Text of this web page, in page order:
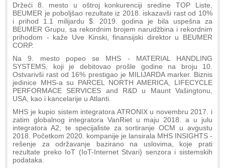
Držeći 8. mesto u oštroj konkurenciji sredine TOP Liste,
BEUMER je poboljšao rezultate iz 2018. iskazavši rast od 10%
i prihod 1.1 milijardu $. 2019. godina je bila uspešna za
BEUMER Grupu, sa rekordnim brojem narudžbina i rekordnim
prihodom - kaže Uve Kinski, finansijski direktor u BEUMER
CORP.
Na 9. mesto popeo se MHS - MATERIAL HANDLING
SYSTEMS, koji je debitovao prošle godine na broju 10.
Ostvarivši rast od 16% prestigao je MILIJARDA marker. Biznis
jedinice MHS-a su PARCEL NORTH AMERICA, LIFECYCLE
PERFORMACE SERVICES and R&D u Maunt Vašingtonu,
USA, kao i kancelarije u Atlanti.
MHS je kupio sistem integratora ATRONIX u novembru 2017. i
zatim globalnog integratora VanRiet u maju 2018. a u julu
integratora A2, te specijaliste za sortiranje OCM u avgustu
2018. Početkom 2020. kompanije je lansirala MHS INSIGHTS -
rešenje za održavanje bazirano na uslovima, koje prati
rezultate preko IoT (IoT-Internet Stvari) senzora i sistemskih
podataka.